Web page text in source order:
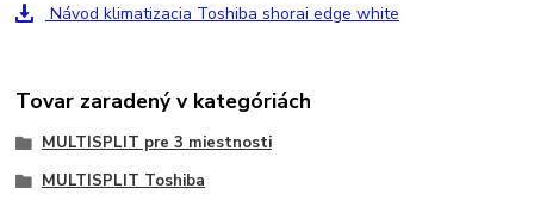
Návod klimatizacia Toshiba shorai edge white
Tovar zaradený v kategóriách
MULTISPLIT pre 3 miestnosti
MULTISPLIT Toshiba